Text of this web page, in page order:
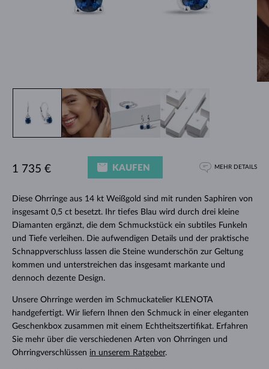
Diese Ohrringe aus 14 kt Weißgold sind mit runden Saphiren von
insgesamt 0,5 ct besetzt. Ihr tiefes Blau wird durch drei kleine
Diamanten ergänzt, die dem Schmuckstück ein subtiles Funkeln
und Tiefe verleihen. Die aufwendigen Details und der praktische
Schnappverschluss lassen die Steine ​​wunderschön zur Geltung
kommen und unterstreichen das insgesamt markante und
dennoch dezente Design.
Unsere Ohrringe werden im Schmuckatelier KLENOTA
handgefertigt. Wir liefern Ihnen den Schmuck in einer eleganten
Geschenkbox zusammen mit einem Echtheitszertifikat. Erfahren
Sie mehr über die verschiedenen Arten von Ohrringen und
Ohrringverschlüssen in unserem Ratgeber.
1 735 € KAUFEN MEHR DETAILS